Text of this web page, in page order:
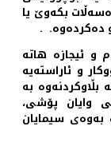
بكه‌وێ یا
ده‌كرده‌وه‌. .
و ئیجازه‌ هاته‌
و ئاراسته‌یه‌
به‌
وایان پۆشی‌،
سیمایان